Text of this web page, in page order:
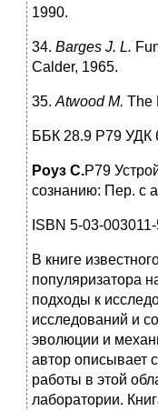
1990.
34. Barges J. L.
Calder, 1965.
35. Atwood M. The
ББК 28.9 Р79 УДК
Роуз С.Р79
сознанию: Пер. с
ISBN 5-03-
В книге
популяризатора
подходы к
исследований и
эволюции и
автор описывает
работы в этой
лаборатории.